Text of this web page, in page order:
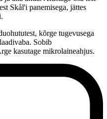
Skål'i panemisega, jättes
kõrge tugevusega
Sobib
kasutage mikrolaineahjus.